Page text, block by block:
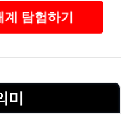
계 탐험하기
미